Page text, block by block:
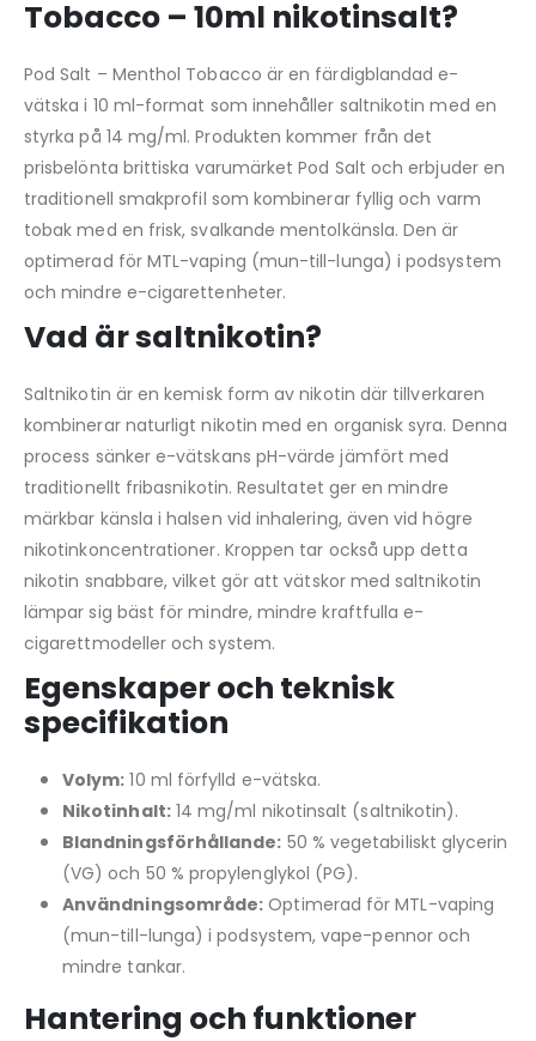
Tobacco – 10ml nikotinsalt?
Pod Salt – Menthol Tobacco är en färdigblandad e-
vätska i 10 ml-format som innehåller saltnikotin med en
styrka på 14 mg/ml. Produkten kommer från det
prisbelönta brittiska varumärket Pod Salt och erbjuder en
traditionell smakprofil som kombinerar fyllig och varm
tobak med en frisk, svalkande mentolkänsla. Den är
optimerad för MTL-vaping (mun-till-lunga) i podsystem
och mindre e-cigarettenheter.
Vad är saltnikotin?
Saltnikotin är en kemisk form av nikotin där tillverkaren
kombinerar naturligt nikotin med en organisk syra. Denna
process sänker e-vätskans pH-värde jämfört med
traditionellt fribasnikotin. Resultatet ger en mindre
märkbar känsla i halsen vid inhalering, även vid högre
nikotinkoncentrationer. Kroppen tar också upp detta
nikotin snabbare, vilket gör att vätskor med saltnikotin
lämpar sig bäst för mindre, mindre kraftfulla e-
cigarettmodeller och system.
Egenskaper och teknisk
specifikation
Volym: 10 ml förfylld e-vätska.
Nikotinhalt:14 mg/ml nikotinsalt (saltnikotin).
Blandningsförhållande: 50 % vegetabiliskt glycerin
(VG) och 50 % propylenglykol (PG).
Användningsområde: Optimerad för MTL-vaping
(mun-till-lunga) i podsystem, vape-pennor och
mindre tankar.
Hantering och funktioner